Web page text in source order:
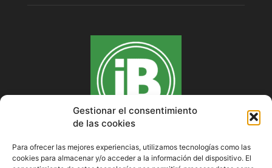
Gestionar el consentimiento
de las cookies
Para ofrecer las mejores experiencias, utilizamos tecnologías como las
cookies para almacenar y/o acceder a la información del dispositivo. El